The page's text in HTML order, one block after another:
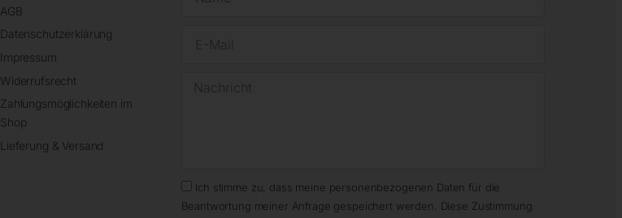
AGB
Datenschutzerklärung
Impressum
Widerrufsrecht
Zahlungsmöglichkeiten im
Shop
Lieferung & Versand
Ich stimme zu, dass meine personenbezogenen Daten für die
Beantwortung meiner Anfrage gespeichert werden. Diese Zustimmung